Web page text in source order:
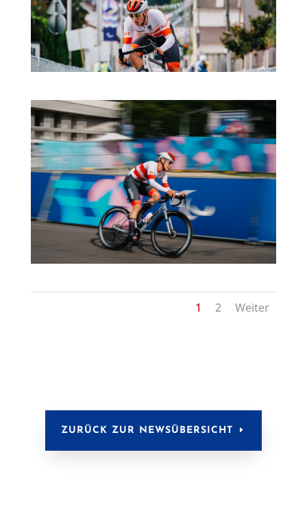
1 2 Weiter
ZURÜCK ZUR NEWSÜBERSICHT